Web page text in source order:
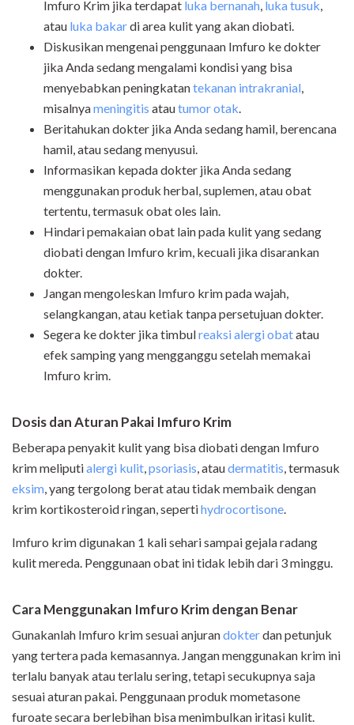
Imfuro Krim jika terdapat luka bernanah luka tusuk
atau luka bakardi area kulit yang akan diobati.
Diskusikan mengenai penggunaan Imfuro ke dokter
jika Anda sedang mengalami kondisi yang bisa
menyebabkan peningkatantekanan intrakranial
misalnyameningitis atautumor otak
Beritahukan dokter jika Anda sedang hamil, berencana
hamil, atau sedang menyusui.
Informasikan kepada dokter jika Anda sedang
menggunakan produk herbal, suplemen, atau obat
tertentu, termasuk obat oles lain.
Hindari pemakaian obat lain pada kulit yang sedang
diobati dengan Imfuro krim, kecuali jika disarankan
dokter.
Jangan mengoleskan Imfuro krim pada wajah,
selangkangan, atau ketiak tanpa persetujuan dokter.
Segera ke dokter jika timbulreaksi alergi obatatau
efek samping yang mengganggu setelah memakai
Imfuro krim.
Dosis dan Aturan Pakai Imfuro Krim
Beberapa penyakit kulit yang bisa diobati dengan Imfuro
krim meliputialergi kulit psoriasis , ataudermatitis , termasuk
eksim , yang tergolong berat atau tidak membaik dengan
krim kortikosteroid ringan, sepertihydrocortisone
Imfuro krim digunakan 1 kali sehari sampai gejala radang
kulit mereda. Penggunaan obat ini tidak lebih dari 3 minggu.
Cara Menggunakan Imfuro Krim dengan Benar
Gunakanlah Imfuro krim sesuai anjurandokterdan petunjuk
yang tertera pada kemasannya. Jangan menggunakan krim ini
terlalu banyak atau terlalu sering, tetapi secukupnya saja
sesuai aturan pakai. Penggunaan produk mometasone
furoate secara berlebihan bisa menimbulkan iritasi kulit.